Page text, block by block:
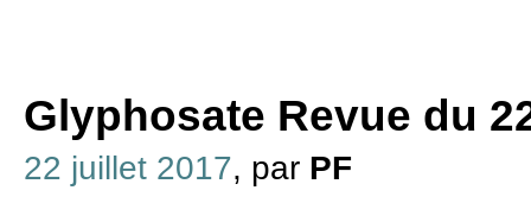
Glyphosate Revue du
22 juillet 2017, par PF